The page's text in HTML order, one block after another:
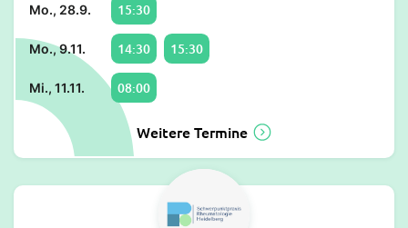
Mo., 28.9. 15:30
Mo., 9.11. 14:30 15:30
Mi., 11.11. 08:00
Weitere Termine